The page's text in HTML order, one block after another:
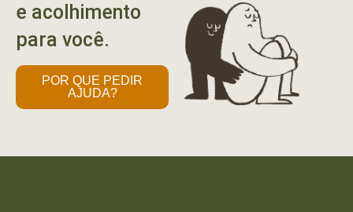
e acolhimento
para você.
POR QUE PEDIR
AJUDA?